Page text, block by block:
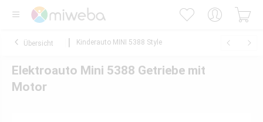
Übersicht Kinderauto MINI 5388 Style
Elektroauto Mini 5388 Getriebe mit
Motor